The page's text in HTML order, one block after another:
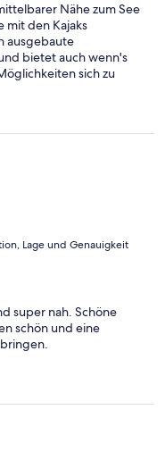
Nähe zum See
mit den Kajaks
ausgebaute
bietet auch wenn's
sich zu
Lage und Genauigkeit
super nah. Schöne
schön und eine